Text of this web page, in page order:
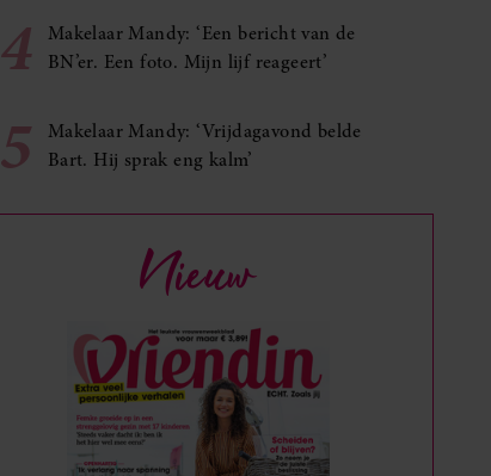
4
Makelaar Mandy: ‘Een bericht van de
BN’er. Een foto. Mijn lijf reageert’
5
Makelaar Mandy: ‘Vrijdagavond belde
Bart. Hij sprak eng kalm’
Nieuw